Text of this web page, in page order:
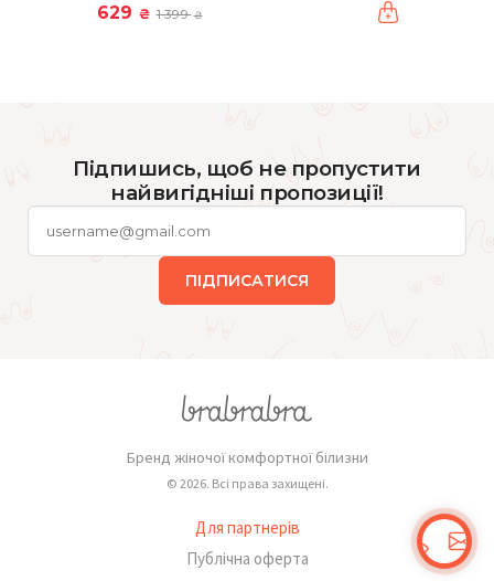
629 ₴ 1 399₴
Підпишись, щоб не пропустити
найвигідніші пропозиції!
ПІДПИСАТИСЯ
Бренд жіночої комфортної білизни
© 2026. Всі права захищені.
Для партнерів
Публічна оферта